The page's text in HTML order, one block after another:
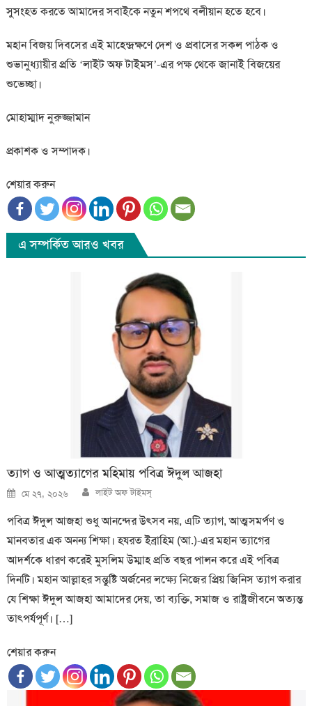
সুসংহত করতে আমাদের সবাইকে নতুন শপথে বলীয়ান হতে হবে।
মহান বিজয় দিবসের এই মাহেন্দ্রক্ষণে দেশ ও প্রবাসের সকল পাঠক ও
শুভানুধ্যায়ীর প্রতি ‘লাইট অফ টাইমস’-এর পক্ষ থেকে জানাই বিজয়ের
শুভেচ্ছা।
মোহাম্মাদ নুরুজ্জামান
প্রকাশক ও সম্পাদক।
শেয়ার করুন
এ সম্পর্কিত আরও খবর
ত্যাগ ও আত্মত্যাগের মহিমায় পবিত্র ঈদুল আজহা
Posted
on
মে ২৭, ২০২৬ Author
লাইট অফ টাইমস্
পবিত্র ঈদুল আজহা শুধু আনন্দের উৎসব নয়, এটি ত্যাগ, আত্মসমর্পণ ও
মানবতার এক অনন্য শিক্ষা। হযরত ইব্রাহিম (আ.)-এর মহান ত্যাগের
আদর্শকে ধারণ করেই মুসলিম উম্মাহ প্রতি বছর পালন করে এই পবিত্র
দিনটি। মহান আল্লাহর সন্তুষ্টি অর্জনের লক্ষ্যে নিজের প্রিয় জিনিস ত্যাগ করার
যে শিক্ষা ঈদুল আজহা আমাদের দেয়, তা ব্যক্তি, সমাজ ও রাষ্ট্রজীবনে অত্যন্ত
তাৎপর্যপূর্ণ। […]
শেয়ার করুন